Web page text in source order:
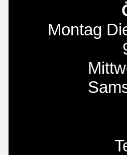
Montag